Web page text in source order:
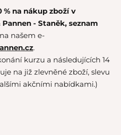
% na nákup zboží v
- Staněk, seznam
našem e-
.
kurzu a následujících 14
na již zlevněné zboží, slevu
akčními nabídkami.)